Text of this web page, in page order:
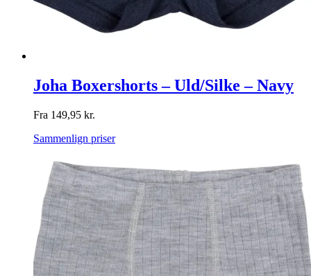
Joha Boxershorts – Uld/Silke – Navy
Fra 149,95 kr.
Sammenlign priser